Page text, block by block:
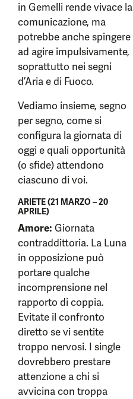
in Gemelli rende vivace la
comunicazione, ma
potrebbe anche spingere
ad agire impulsivamente,
soprattutto nei segni
d’Aria e di Fuoco.
Vediamo insieme, segno
per segno, come si
configura la giornata di
oggi e quali opportunità
(o sfide) attendono
ciascuno di voi.
ARIETE (21 MARZO – 20
APRILE)
Amore: Giornata
contraddittoria. La Luna
in opposizione può
portare qualche
incomprensione nel
rapporto di coppia.
Evitate il confronto
diretto se vi sentite
troppo nervosi. I single
dovrebbero prestare
attenzione a chi si
avvicina con troppa